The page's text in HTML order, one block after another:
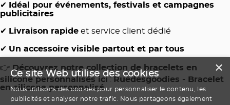
✔
Idéal pour événements, festivals et campagnes
publicitaires
✔ Livraison rapide et service client dédié
✔ Un accessoire visible partout et par tous
👉 Découvrez notre collection de bracelets en
silicone personnalisés ici : Ruedesgoodies - Bracelet
en silicone personnalisé
×
Ce site Web utilise des cookies
Nous utilisons des cookies pour personnaliser le contenu, les
publicités et analyser notre trafic. Nous partageons également